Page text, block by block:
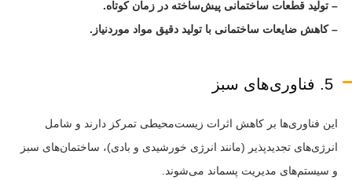
– تولید قطعات ساختمانی پیش‌ساخته در زمان کوتاه.
– کاهش ضایعات ساختمانی با تولید دقیق مواد موردنیاز.
این فناوری‌ها بر کاهش اثرات زیست‌محیطی تمرکز دارند و شامل
انرژی‌های تجدیدپذیر (مانند انرژی خورشیدی و بادی)، ساختمان‌های سبز
و سیستم‌های مدیریت پسماند می‌شوند.